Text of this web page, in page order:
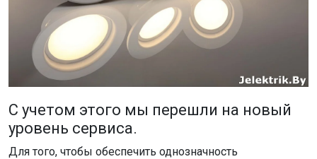
С учетом этого мы перешли на новый
уровень сервиса.
Для того, чтобы обеспечить однозначность